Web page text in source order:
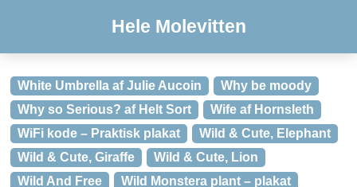
Hele Molevitten
White Umbrella af Julie Aucoin
Why be moody
Why so Serious? af Helt Sort
Wife af Hornsleth
WiFi kode – Praktisk plakat
Wild & Cute, Elephant
Wild & Cute, Giraffe
Wild & Cute, Lion
Wild And Free
Wild Monstera plant – plakat